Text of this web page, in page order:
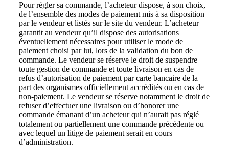
Pour régler sa commande, l’acheteur dispose, à son choix,
de l’ensemble des modes de paiement mis à sa disposition
par le vendeur et listés sur le site du vendeur. L’acheteur
garantit au vendeur qu’il dispose des autorisations
éventuellement nécessaires pour utiliser le mode de
paiement choisi par lui, lors de la validation du bon de
commande. Le vendeur se réserve le droit de suspendre
toute gestion de commande et toute livraison en cas de
refus d’autorisation de paiement par carte bancaire de la
part des organismes officiellement accrédités ou en cas de
non-paiement. Le vendeur se réserve notamment le droit de
refuser d’effectuer une livraison ou d’honorer une
commande émanant d’un acheteur qui n’aurait pas réglé
totalement ou partiellement une commande précédente ou
avec lequel un litige de paiement serait en cours
d’administration.